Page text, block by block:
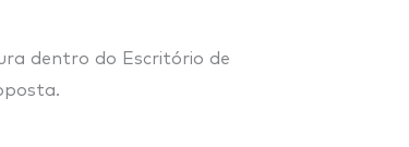
dentro do Escritório de